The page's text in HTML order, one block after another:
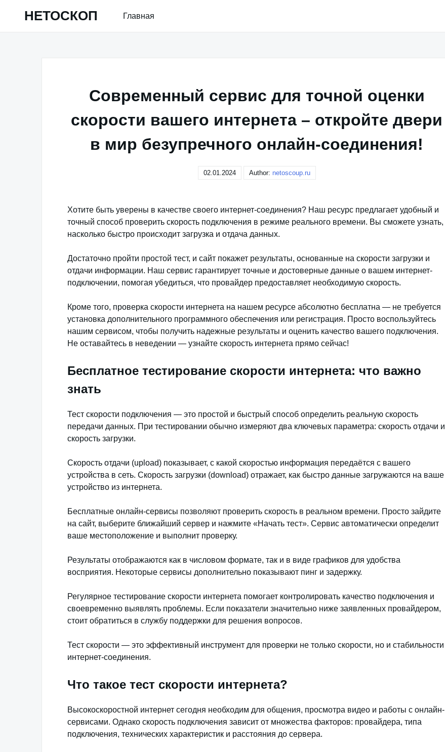
НЕТОСКОП Главная
Современный сервис для точной оценки
скорости вашего интернета – откройте двери
в мир безупречного онлайн-соединения!
02.01.2024 Author: netoscoup.ru
Хотите быть уверены в качестве своего интернет-соединения? Наш ресурс предлагает удобный и
точный способ проверить скорость подключения в режиме реального времени. Вы сможете узнать,
насколько быстро происходит загрузка и отдача данных.
Достаточно пройти простой тест, и сайт покажет результаты, основанные на скорости загрузки и
отдачи информации. Наш сервис гарантирует точные и достоверные данные о вашем интернет-
подключении, помогая убедиться, что провайдер предоставляет необходимую скорость.
Кроме того, проверка скорости интернета на нашем ресурсе абсолютно бесплатна — не требуется
установка дополнительного программного обеспечения или регистрация. Просто воспользуйтесь
нашим сервисом, чтобы получить надежные результаты и оценить качество вашего подключения.
Не оставайтесь в неведении — узнайте скорость интернета прямо сейчас!
Бесплатное тестирование скорости интернета: что важно
знать
Тест скорости подключения — это простой и быстрый способ определить реальную скорость
передачи данных. При тестировании обычно измеряют два ключевых параметра: скорость отдачи и
скорость загрузки.
Скорость отдачи (upload) показывает, с какой скоростью информация передаётся с вашего
устройства в сеть. Скорость загрузки (download) отражает, как быстро данные загружаются на ваше
устройство из интернета.
Бесплатные онлайн-сервисы позволяют проверить скорость в реальном времени. Просто зайдите
на сайт, выберите ближайший сервер и нажмите «Начать тест». Сервис автоматически определит
ваше местоположение и выполнит проверку.
Результаты отображаются как в числовом формате, так и в виде графиков для удобства
восприятия. Некоторые сервисы дополнительно показывают пинг и задержку.
Регулярное тестирование скорости интернета помогает контролировать качество подключения и
своевременно выявлять проблемы. Если показатели значительно ниже заявленных провайдером,
стоит обратиться в службу поддержки для решения вопросов.
Тест скорости — это эффективный инструмент для проверки не только скорости, но и стабильности
интернет-соединения.
Что такое тест скорости интернета?
Высокоскоростной интернет сегодня необходим для общения, просмотра видео и работы с онлайн-
сервисами. Однако скорость подключения зависит от множества факторов: провайдера, типа
подключения, технических характеристик и расстояния до сервера.